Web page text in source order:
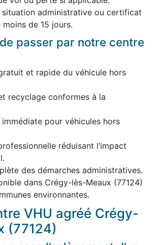
administrative ou certificat
de 15 jours.
passer par notre centre
et rapide du véhicule hors
recyclage conformes à la
immédiate pour véhicules hors
réduisant l’impact
des démarches administratives.
dans Crégy-lès-Meaux (77124)
environnantes.
VHU agréé Crégy-
(77124)